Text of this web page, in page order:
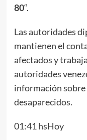
80“.
Las autoridades
mantienen el
afectados y
autoridades
información sobre
desaparecidos.
01:41 hsHoy